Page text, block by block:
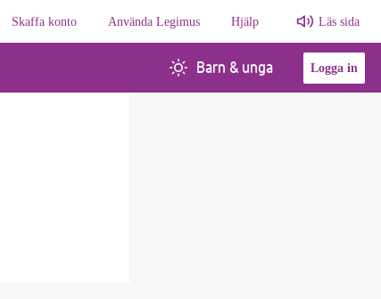
Skaffa konto Använda Legimus Hjälp Läs sida
Barn & unga Logga in